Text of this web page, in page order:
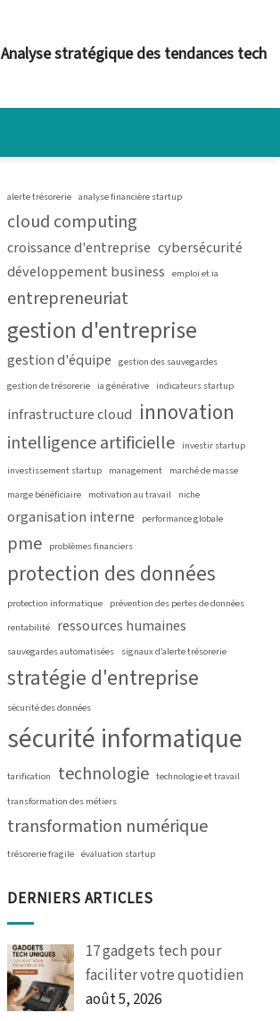
Analyse stratégique des tendances tech
alerte trésorerie analyse financière startup
cloud computing
croissance d'entreprise cybersécurité
développement business emploi et ia
entrepreneuriat
gestion d'entreprise
gestion d'équipe gestion des sauvegardes
gestion de trésorerie ia générative indicateurs startup
infrastructure cloud innovation
intelligence artificielle investir startup
investissement startup management marché de masse
marge bénéficiaire motivation au travail niche
organisation interne performance globale
pme problèmes financiers
protection des données
protection informatique prévention des pertes de données
rentabilité ressources humaines
sauvegardes automatisées signaux d’alerte trésorerie
stratégie d'entreprise
sécurité des données
sécurité informatique
tarification technologie technologie et travail
transformation des métiers
transformation numérique
trésorerie fragile évaluation startup
DERNIERS ARTICLES
17 gadgets tech pour
faciliter votre quotidien
août 5, 2026